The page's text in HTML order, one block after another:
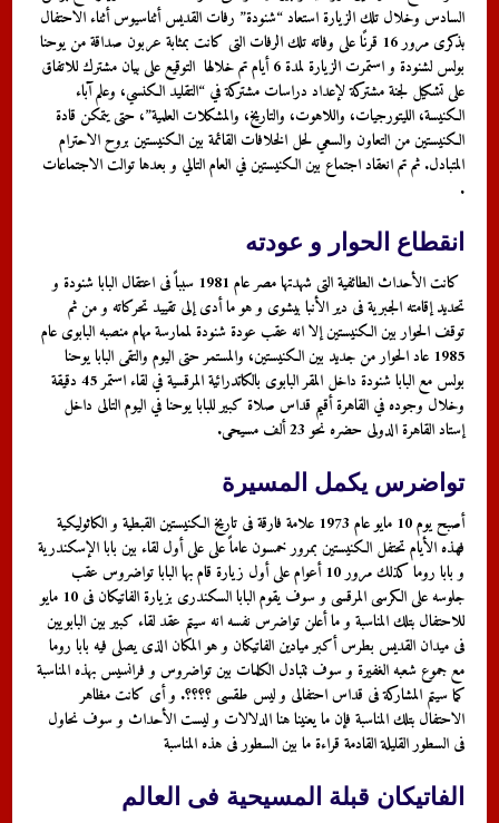
السادس وخلال تلك الزيارة استعاد “شنودة” رفات القديس أثناسيوس أثناء الاحتفال
بذكرى مرور 16 قرنًا على وفاته تلك الرفات التى كانت بمثابة عربون صداقة من يوحنا
بولس لشنودة و استمرت الزيارة لمدة 6 أيام تم خلالها التوقيع على بيان مشترك للاتفاق
على تشكيل لجنة مشتركة لإعداد دراسات مشتركة في “التقليد الكنسي، وعلم آباء
الكنيسة، الليتورجيات، واللاهوت، والتاريخ، والمشكلات العلمية”، حتى يتمكن قادة
الكنيستين من التعاون والسعي لحل الخلافات القائمة بين الكنيستين بروح الاحترام
المتبادل. ثم تم انعقاد اجتماع بين الكنيستين في العام التالي و بعدها توالت الاجتماعات
.
انقطاع الحوار و عودته
كانت الأحداث الطائفية التى شهدتها مصر عام 1981 سبباً فى اعتقال البابا شنودة و
تحديد إقامته الجبرية فى دير الأنبا بيشوى و هو ما أدى إلى تقييد تحركاته و من ثم
توقف الحوار بين الكنيستين إلا انه عقب عودة شنودة لممارسة مهام منصبه البابوى عام
1985 عاد الحوار من جديد بين الكنيستين، والمستمر حتى اليوم والتقى البابا يوحنا
بولس مع البابا شنودة داخل المقر البابوى بالكاتدرائية المرقسية في لقاء استمر 45 دقيقة
وخلال وجوده في القاهرة أقيم قداس صلاة كبير للبابا يوحنا في اليوم التالى داخل
إستاد القاهرة الدولى حضره نحو 23 ألف مسيحى
.
تواضرس يكمل المسيرة
أصبح يوم 10 مايو عام 1973 علامة فارقة فى تاريخ الكنيستين القبطية و الكاثوليكية
فهذه الأيام تحتفل الكنيستين بمرور خمسون عاماً على على أول لقاء بين بابا الإسكندرية
و بابا روما كذلك مرور 10 أعوام على أول زيارة قام بها البابا تواضروس عقب
جلوسه على الكرسى المرقسى و سوف يقوم البابا السكندرى بزيارة الفاتيكان فى 10 مايو
للاحتفال بتلك المناسبة و ما أعلن تواضرس نفسه انه سيتم عقد لقاء كبير بين البابويين
فى ميدان القديس بطرس أكبر ميادين الفاتيكان و هو المكان الذى يصلى فيه بابا روما
مع جموع شعبه الغفيرة و سوف تتبادل الكلمات بين تواضروس و فرانسيس بهذه المناسبة
كما سيتم المشاركة فى قداس احتفالى و ليس طقسى ؟؟؟؟. و أى كانت مظاهر
الاحتفال بتلك المناسبة فإن ما يعنينا هنا الدلالات و ليست الأحداث و سوف نحاول
فى السطور القليلة القادمة قراءة ما بين السطور فى هذه المناسبة
الفاتيكان قبلة المسيحية فى العالم